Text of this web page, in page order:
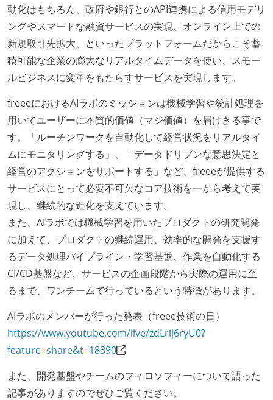
動化はもちろん、政府や銀行とのAPI連携による信用モデリ
ングやスマートな融資サービスの実現、オンライン上での
新規取引先拡大、といったプラットフォームだからこそ蓄
積可能な企業の膨大なリアルタイムデータを使い、スモー
ルビジネスに変革をもたらすサービスを実現します。
freeeにおけるAIラボのミッションは機械学習や統計処理を
用いてユーザーに本質的価値（マジ価値）を届けきる事で
す。「ルーチンワークを自動化して経営状況をリアルタイ
ムにモニタリングする」、「データドリブンな意思決定と
経営のアクションをサポートする」など、freeeが提供する
サービスにとって必要不可欠なコア技術を一から考えて実
現し、継続的な進化を支えています。
また、AIラボでは機械学習を用いたプロダクトの研究開発
に加えて、プロダクトの継続運用、効率的な開発を支援す
るデータ処理パイプライン・学習基盤、作業を自動化する
CI/CD基盤など、サービスの企画段階から実際の運用に至
るまで、ワンチームで行っているという特徴があります。
AIラボのメンバーが行った発表（freee技術の日）
https://www.youtube.com/live/zdLrij6ryU0?
feature=share&t=18390
また、開発基盤やチームのフィロソフィーについて語った
記事がありますのでぜひご覧ください。